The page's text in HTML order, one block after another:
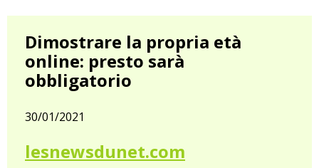
Dimostrare la propria età
online: presto sarà
obbligatorio
30/01/2021
lesnewsdunet.com